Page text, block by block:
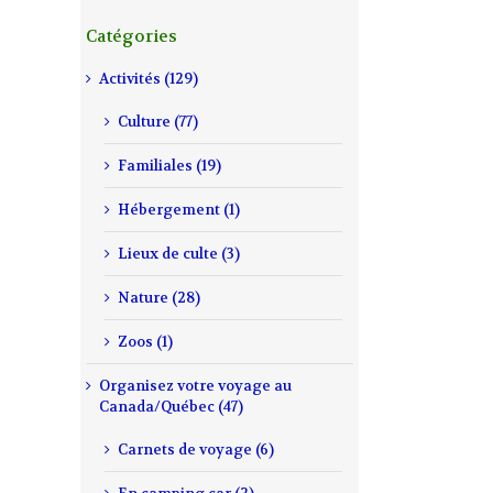
Catégories
Activités (129)
Culture (77)
Familiales (19)
Hébergement (1)
Lieux de culte (3)
Nature (28)
Zoos (1)
Organisez votre voyage au
Canada/Québec (47)
Carnets de voyage (6)